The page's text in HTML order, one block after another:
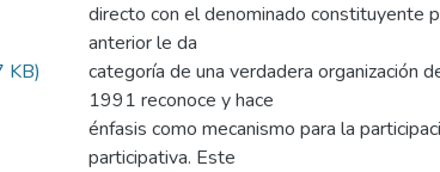
KB)
directo con el denominado constituyente
anterior le da
categoría de una verdadera organización
1991 reconoce y hace
énfasis como mecanismo para la
participativa. Este